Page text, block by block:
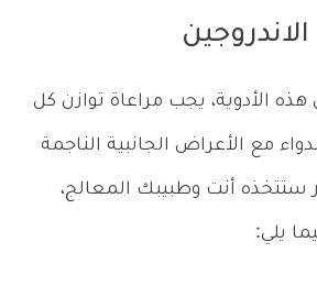
هذه الأدوية، يجب مراعاة توازن كل
مع الأعراض الجانبية الناجمة
ستتخذه أنت وطبيبك المعالج،
يلي: